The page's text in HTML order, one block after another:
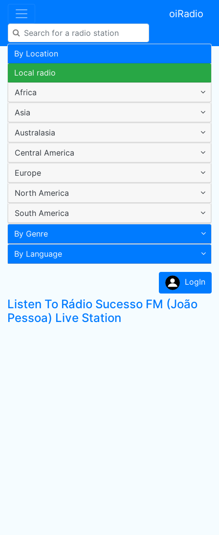
oiRadio
By Location
Local radio
Africa
Asia
Australasia
Central America
Europe
North America
South America
By Genre
By Language
LogIn
Listen To Rádio Sucesso FM (João
Pessoa) Live Station